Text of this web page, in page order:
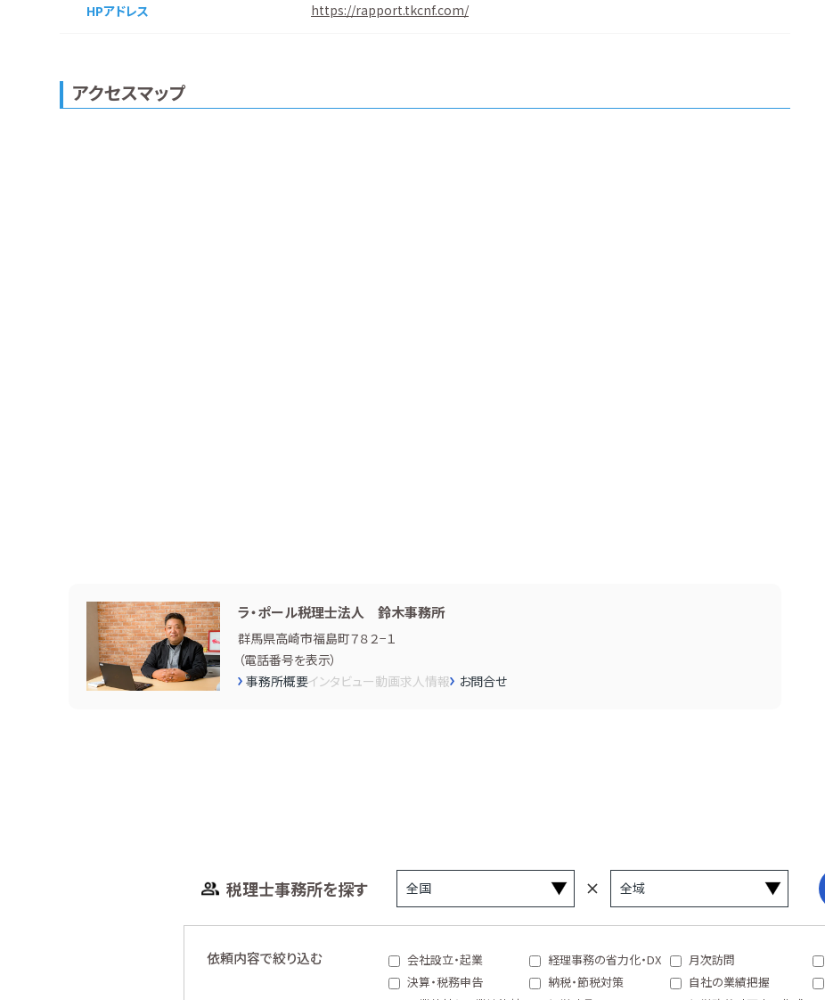
HPアドレス https://rapport.tkcnf.com/
アクセスマップ
ラ・ポール税理士法人 鈴木事務所
群馬県高崎市福島町７８２−１
（電話番号を表示）
事務所概要インタビュー動画求人情報 お問合せ
税理士事務所を探す
依頼内容で絞り込む 会社設立・起業 経理事務の省力化・DX 月次訪問
決算・税務申告
納税・節税対策 自社の業績把握